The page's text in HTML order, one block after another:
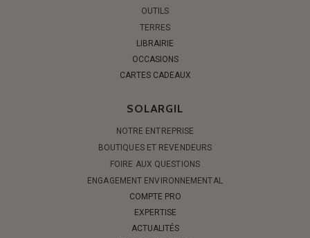
OUTILS
TERRES
LIBRAIRIE
OCCASIONS
CARTES CADEAUX
SOLARGIL
NOTRE ENTREPRISE
BOUTIQUES ET REVENDEURS
FOIRE AUX QUESTIONS
ENGAGEMENT ENVIRONNEMENTAL
COMPTE PRO
EXPERTISE
ACTUALITÉS